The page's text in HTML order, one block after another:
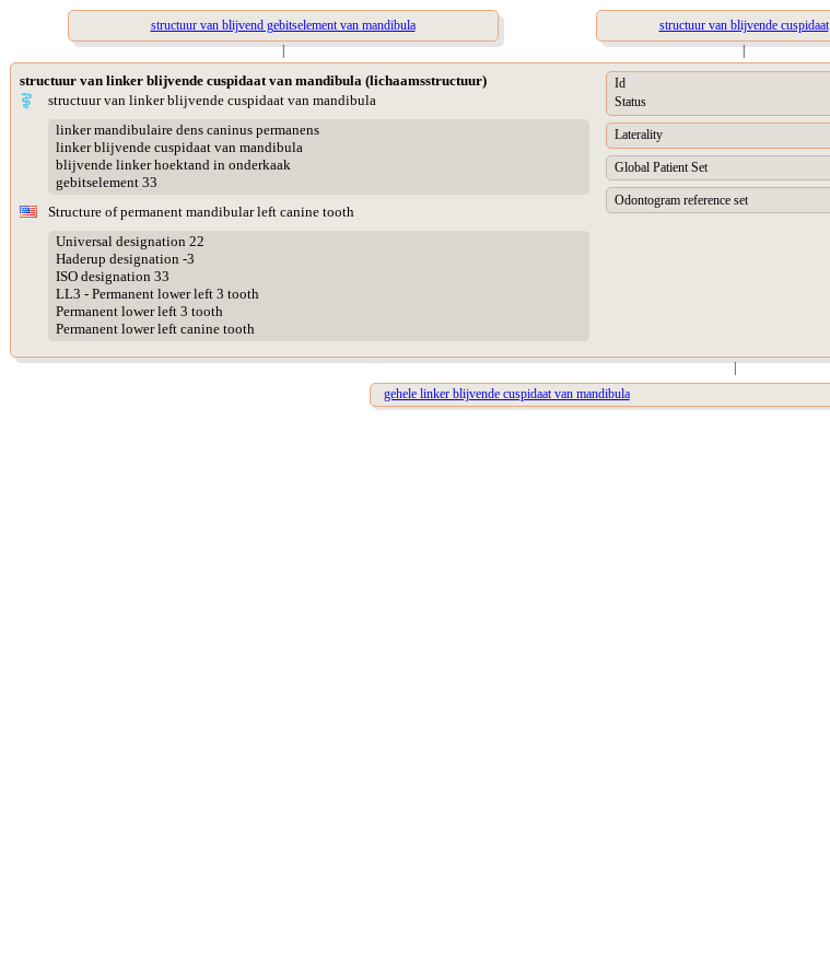
structuur van blijvend gebitselement van mandibula structuur van blijvende cuspidaat
|
|
structuur van linker blijvende cuspidaat van mandibula (lichaamsstructuur)
structuur van linker blijvende cuspidaat van mandibula
linker mandibulaire dens caninus permanens
linker blijvende cuspidaat van mandibula
blijvende linker hoektand in onderkaak
gebitselement 33
Structure of permanent mandibular left canine tooth
Universal designation 22
Haderup designation -3
ISO designation 33
LL3 - Permanent lower left 3 tooth
Permanent lower left 3 tooth
Permanent lower left canine tooth
Id
Status
Laterality
Global Patient Set
Odontogram reference set
|
gehele linker blijvende cuspidaat van mandibula